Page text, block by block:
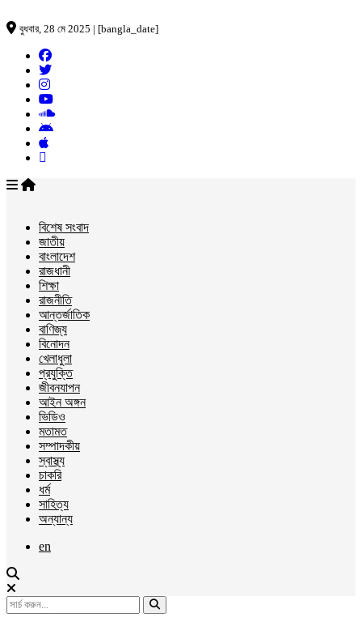
বুধবার, 28 মে 2025 | [bangla_date]
বিশেষ সংবাদ
জাতীয়
বাংলাদেশ
রাজধানী
শিক্ষা
রাজনীতি
আন্তর্জাতিক
বাণিজ্য
বিনোদন
খেলাধুলা
প্রযুক্তি
জীবনযাপন
আইন অঙ্গন
ভিডিও
মতামত
সম্পাদকীয়
স্বাস্থ্য
চাকরি
ধর্ম
সাহিত্য
অন্যান্য
en